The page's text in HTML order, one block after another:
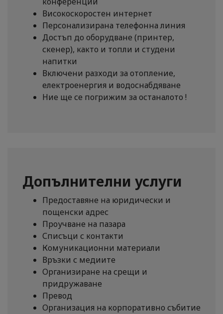
Високоскоростен интернет
Персонализирана телефонна линия
Достъп до оборудване (принтер,
скенер), както и топли и студени
напитки
Включени разходи за отопление,
електроенергия и водоснабдяване
Ние ще се погрижим за останалото !
Допълнителни услуги
Предоставяне на юридически и
пощенски адрес
Проучване на пазара
Списъци с контакти
Комуникационни материали
Връзки с медиите
Организиране на срещи и
придружаване
Превод
Организация на корпоративно събитие